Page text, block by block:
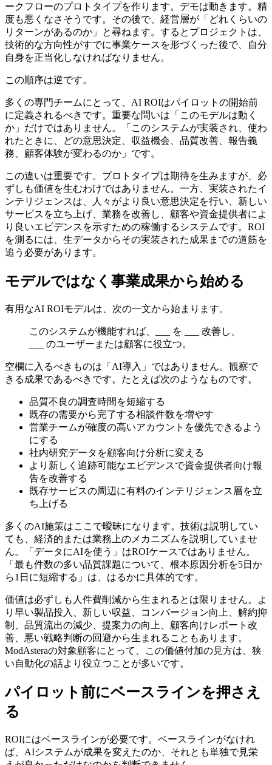
ークフローのプロトタイプを作ります。デモは動きます。精
度も悪くなさそうです。その後で、経営層が「どれくらいの
リターンがあるのか」と尋ねます。するとプロジェクトは、
技術的な方向性がすでに事業ケースを形づくった後で、自分
自身を正当化しなければなりません。
この順序は逆です。
多くの専門チームにとって、AI ROIはパイロットの開始前
に定義されるべきです。重要な問いは「このモデルは動く
か」だけではありません。「このシステムが実装され、使わ
れたときに、どの意思決定、収益機会、品質改善、報告義
務、顧客体験が変わるのか」です。
この違いは重要です。プロトタイプは期待を生みますが、必
ずしも価値を生むわけではありません。一方、実装されたイ
ンテリジェンスは、人々がより良い意思決定を行い、新しい
サービスを立ち上げ、業務を改善し、顧客や資金提供者によ
り良いエビデンスを示すための稼働するシステムです。ROI
を測るには、生データからその実装された成果までの道筋を
追う必要があります。
モデルではなく事業成果から始める
有用なAI ROIモデルは、次の一文から始まります。
このシステムが機能すれば、___ を ___ 改善し、
___ のユーザーまたは顧客に役立つ。
空欄に入るべきものは「AI導入」ではありません。観察で
きる成果であるべきです。たとえば次のようなものです。
品質不良の調査時間を短縮する
既存の需要から完了する相談件数を増やす
営業チームが確度の高いアカウントを優先できるよう
にする
社内研究データを顧客向け分析に変える
より新しく追跡可能なエビデンスで資金提供者向け報
告を改善する
既存サービスの周辺に有料のインテリジェンス層を立
ち上げる
多くのAI施策はここで曖昧になります。技術は説明してい
ても、経済的または業務上のメカニズムを説明していませ
ん。「データにAIを使う」はROIケースではありません。
「最も件数の多い品質課題について、根本原因分析を5日か
ら1日に短縮する」は、はるかに具体的です。
価値は必ずしも人件費削減から生まれるとは限りません。よ
り早い製品投入、新しい収益、コンバージョン向上、解約抑
制、品質流出の減少、提案力の向上、顧客向けレポート改
善、悪い戦略判断の回避から生まれることもあります。
ModAsteraの対象顧客にとって、この価値付加の見方は、狭
い自動化の話より役立つことが多いです。
パイロット前にベースラインを押さえ
る
ROIにはベースラインが必要です。ベースラインがなけれ
ば、AIシステムが成果を変えたのか、それとも単独で見栄